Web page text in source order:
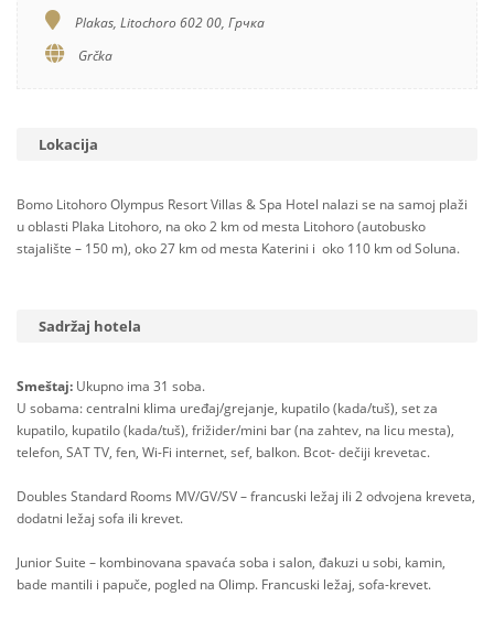
Plakas, Litochoro 602 00, Грчка
Grčka
Lokacija
Bomo Litohoro Olympus Resort Villas & Spa Hotel nalazi se na samoj plaži
u oblasti Plaka Litohoro, na oko 2 km od mesta Litohoro (autobusko
stajalište – 150 m), oko 27 km od mesta Katerini i oko 110 km od Soluna.
Sadržaj hotela
Smeštaj: Ukupno ima 31 soba.
U sobama: centralni klima uređaj/grejanje, kupatilo (kada/tuš), set za
kupatilo, kupatilo (kada/tuš), frižider/mini bar (na zahtev, na licu mesta),
telefon, SAT TV, fen, Wi-Fi internet, sef, balkon. Bcot- dečiji krevetac.
Doubles Standard Rooms MV/GV/SV – francuski ležaj ili 2 odvojena kreveta,
dodatni ležaj sofa ili krevet.
Junior Suite – kombinovana spavaća soba i salon, đakuzi u sobi, kamin,
bade mantili i papuče, pogled na Olimp. Francuski ležaj, sofa-krevet.